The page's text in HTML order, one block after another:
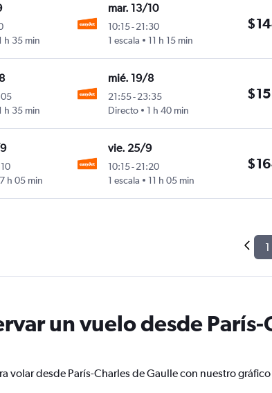
h 35 min
mar. 13/10
10:15-21:30
1 escala
11 h 15 min
h 35 min
mié. 19/8
21:55-23:35
Directo
1 h 40 min
7 h 05 min
vie. 25/9
10:15-21:20
1 escala
11 h 05 min
1
un vuelo desde París-
volar desde París-Charles de Gaulle con nuestro